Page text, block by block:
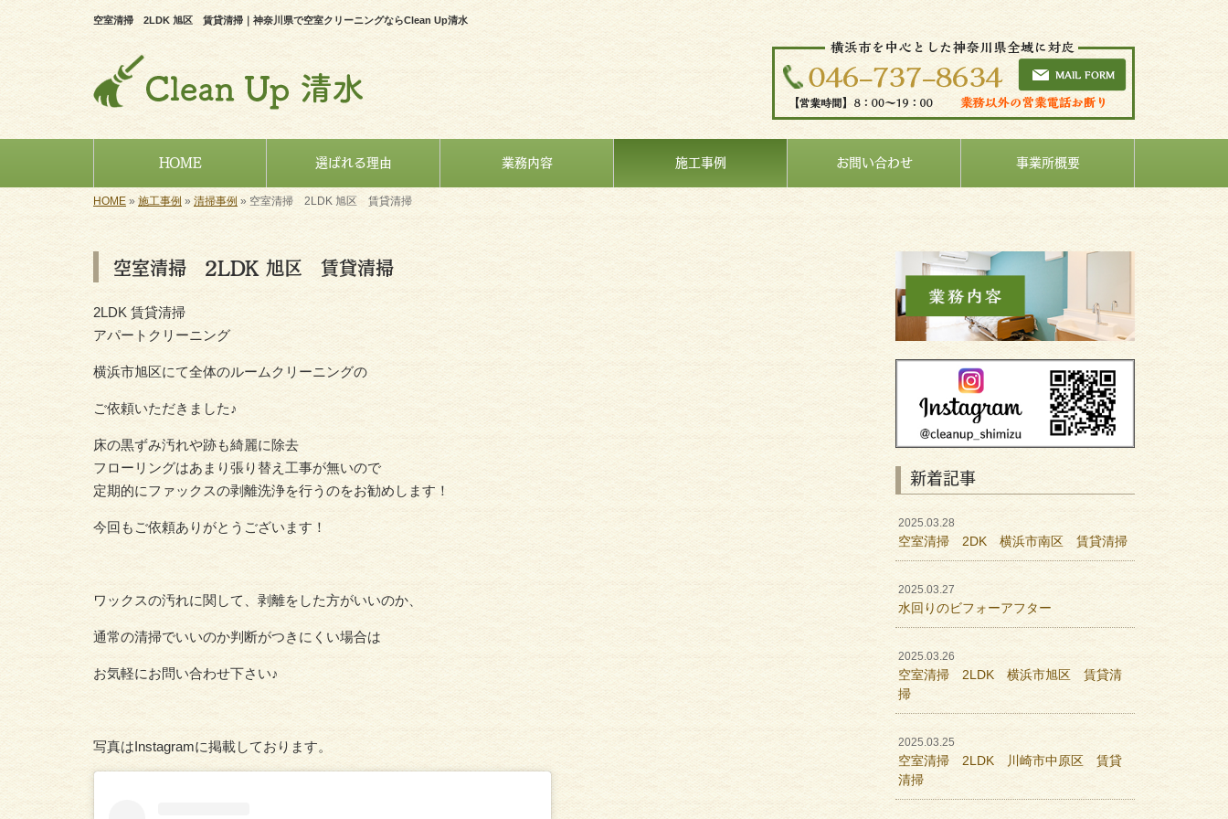
空室清掃 2LDK 旭区 賃貸清掃｜神奈川県で空室クリーニングならClean Up清水
HOME 選ばれる理由 業務内容 施工事例 お問い合わせ 事業所概要
HOME » 施工事例 » 清掃事例 » 空室清掃 2LDK 旭区 賃貸清掃
空室清掃 2LDK 旭区 賃貸清掃
2LDK 賃貸清掃
アパートクリーニング
横浜市旭区にて全体のルームクリーニングの
ご依頼いただきました♪
床の黒ずみ汚れや跡も綺麗に除去
フローリングはあまり張り替え工事が無いので
定期的にファックスの剥離洗浄を行うのをお勧めします！
今回もご依頼ありがとうございます ！
ワックスの汚れに関して、剥離をした方がいいのか、
通常の清掃でいいのか判断がつきにくい場合は
お気軽にお問い合わせ下さい♪
写真はInstagramに掲載しております。
新着記事
2025.03.28
空室清掃 2DK 横浜市南区 賃貸清掃
2025.03.27
水回りのビフォーアフター
2025.03.26
空室清掃 2LDK 横浜市旭区 賃貸清
掃
2025.03.25
空室清掃 2LDK 川崎市中原区 賃貸
清掃